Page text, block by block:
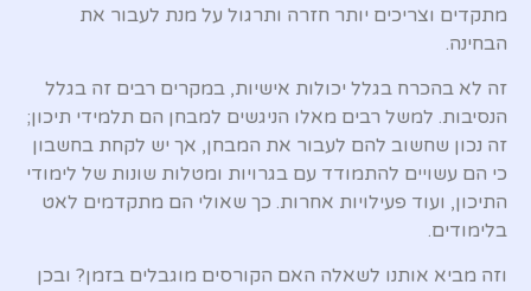
מתקדים וצריכים יותר חזרה ותרגול על מנת לעבור את
הבחינה.
זה לא בהכרח בגלל יכולות אישיות, במקרים רבים זה בגלל
הנסיבות. למשל רבים מאלו הניגשים למבחן הם תלמידי תיכון;
זה נכון שחשוב להם לעבור את המבחן, אך יש לקחת בחשבון
כי הם עשויים להתמודד עם בגרויות ומטלות שונות של לימודי
התיכון, ועוד פעילויות אחרות. כך שאולי הם מתקדמים לאט
בלימודים.
וזה מביא אותנו לשאלה האם הקורסים מוגבלים בזמן? ובכן